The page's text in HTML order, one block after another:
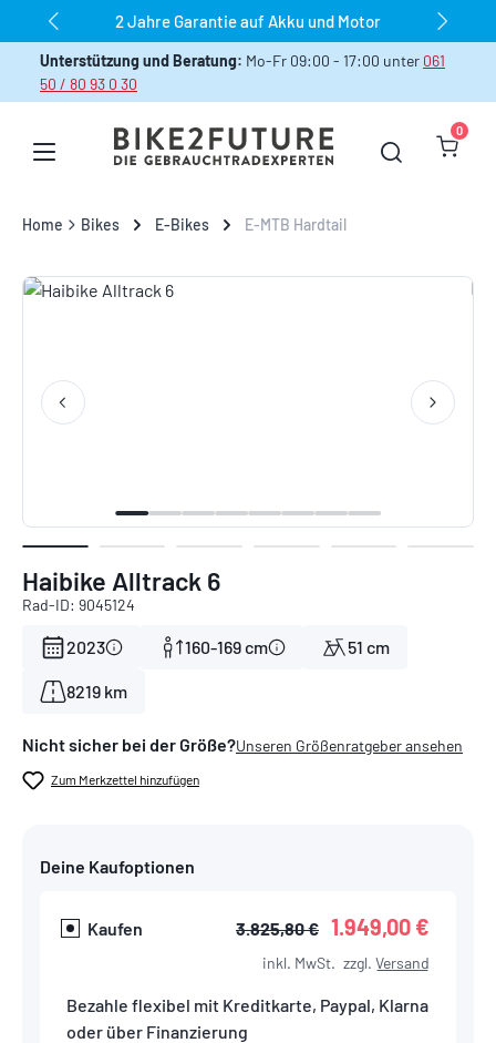
Zum Hauptinhalt springendauerhaft über 1.000 Bikes sofort verfügbar
Unterstützung und Beratung: Mo-Fr 09:00 - 17:00 unter 061
50 / 80 93 0 30
0
Home Bikes E-Bikes E-MTB Hardtail
Bildergalerie überspringen
Haibike Alltrack 6
Rad-ID: 9045124
2023 160-169 cm 51 cm
8219 km
Nicht sicher bei der Größe?Unseren Größenratgeber ansehen
Zum Merkzettel hinzufügen
Deine Kaufoptionen
Kaufen 3.825,80 € 1.949,00 €
inkl. MwSt. zzgl. Versand
Bezahle flexibel mit Kreditkarte, Paypal, Klarna
oder über Finanzierung